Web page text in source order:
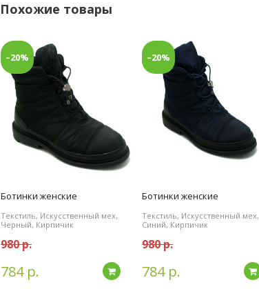
Похожие товары
–20%
Ботинки женские
Текстиль, Искусственный мех,
Черный, Кирпичик
980 р.
784 р. Подробнее
–20%
Ботинки женские
Текстиль, Искусственный мех,
Синий, Кирпичик
980 р.
784 р.